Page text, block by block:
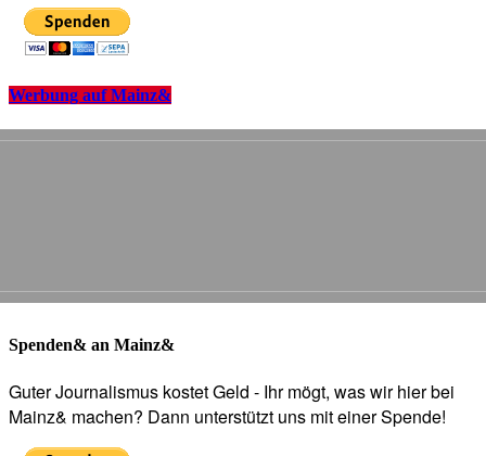
Werbung auf Mainz&
Spenden& an Mainz&
Guter Journalismus kostet Geld - Ihr mögt, was wir hier bei
Mainz& machen? Dann unterstützt uns mit einer Spende!